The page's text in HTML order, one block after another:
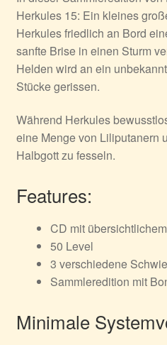
Herkules 15: Ein kleines
Herkules friedlich an Bord
sanfte Brise in einen Sturm
Helden wird an ein
Stücke gerissen.
Während Herkules
eine Menge von Liliputanern
Halbgott zu fesseln.
Features:
CD mit
50 Level
3 verschiedene
Sammleredition mit
Minimale